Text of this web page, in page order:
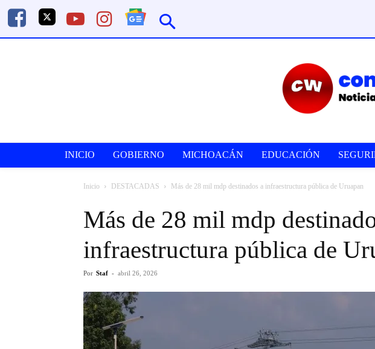
INICIO GOBIERNO MICHOACÁN EDUCACIÓN
Inicio DESTACADAS Más de 28 mil mdp destinados a infraestructura pública de Uruapan
Más de 28 mil mdp
infraestructura pública de
Por Staf - abril 26, 2026